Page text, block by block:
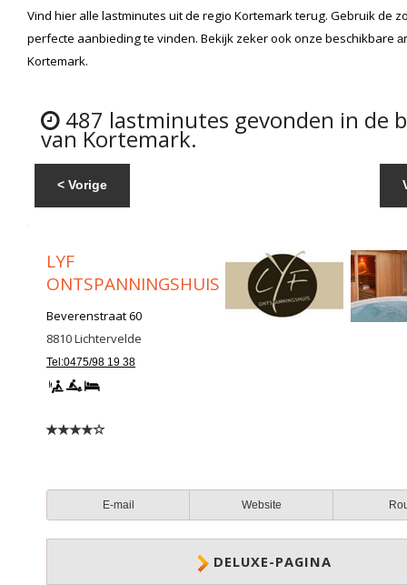
Vind hier alle lastminutes uit de regio Kortemarkterug. Gebruik de
perfecte aanbieding te vinden. Bekijk zeker ook onze beschikbare
Kortemark.
487 lastminutes gevonden in de
van Kortemark.
< Vorige
LYF
ONTSPANNINGSHUIS
Beverenstraat 60
8810Lichtervelde
Tel:0475/98 19 38
E-mail Website
DELUXE-PAGINA